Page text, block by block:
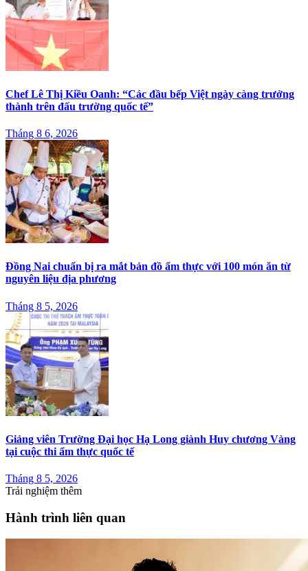
Chef Lê Thị Kiều Oanh: “Các đầu bếp Việt ngày càng trưởng
thành trên đấu trường quốc tế”
Tháng 8 6, 2026
Đồng Nai chuẩn bị ra mắt bản đồ ẩm thực với 100 món ăn từ
nguyên liệu địa phương
Tháng 8 5, 2026
Giảng viên Trường Đại học Hạ Long giành Huy chương Vàng
tại cuộc thi ẩm thực quốc tế
Tháng 8 5, 2026
Trải nghiệm thêm
Hành trình liên quan